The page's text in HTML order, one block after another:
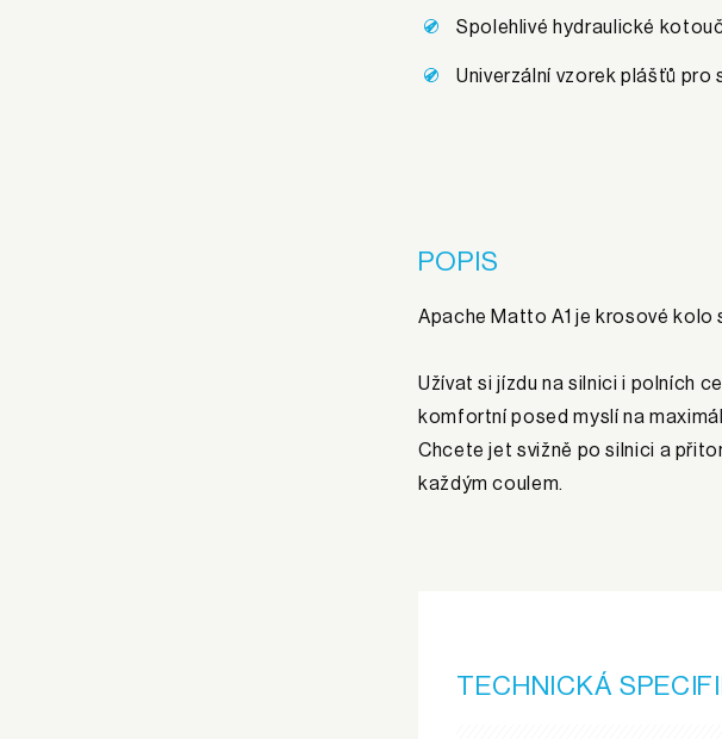
Spolehlivé hydraulické
Univerzální vzorek plášťů pro
POPIS
Apache Matto A1 je krosové kolo
Užívat si jízdu na silnici i polních
komfortní posed myslí na
Chcete jet svižně po silnici a
každým coulem.
TECHNICKÁ